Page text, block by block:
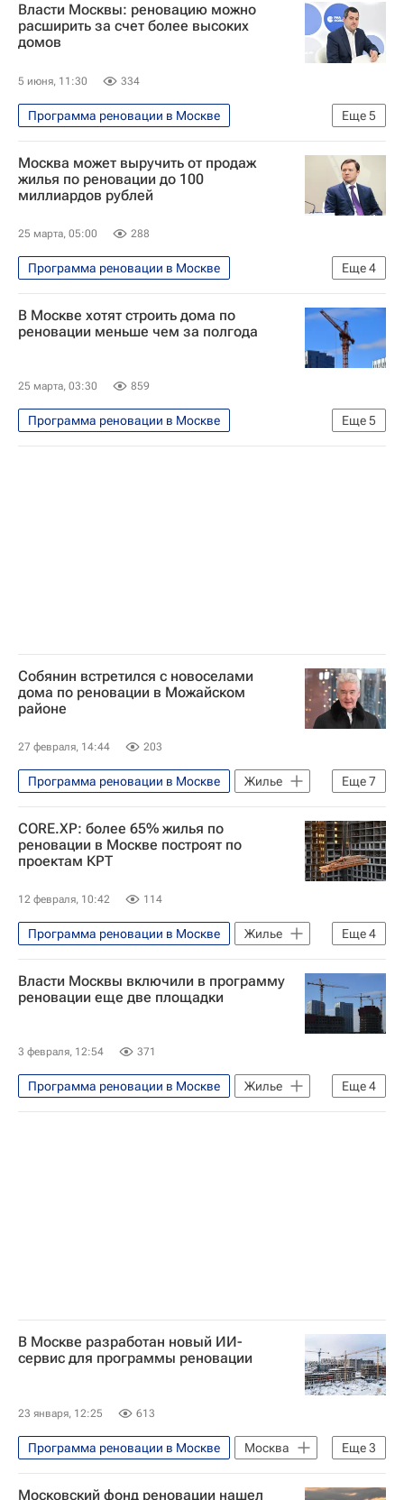
Власти Москвы: реновацию можно
расширить за счет более высоких
домов
5 июня, 11:30 334
Еще5
Программа реновации в Москве
ПМЭФ-2026
Жилье
Москва
Владислав Овчинский
Реновация
Москва может выручить от продаж
жилья по реновации до 100
миллиардов рублей
25 марта, 05:00 288
Еще4
Программа реновации в Москве
Программа реновации в Москве
Жилье
Москва
В Москве хотят строить дома по
реновации меньше чем за полгода
25 марта, 03:30 859
Еще5
Программа реновации в Москве
Реновация
Москва
Собянин встретился с новоселами
дома по реновации в Можайском
районе
27 февраля, 14:44 203
Еще7
Программа реновации в Москве
Жилье
Москва
Можайский район
Россия
Сергей Собянин
Программа реновации в Москве
Реновация
Строительство
CORE.XP: более 65% жилья по
реновации в Москве построят по
проектам КРТ
12 февраля, 10:42 114
Еще4
Программа реновации в Москве
Жилье
Москва
Программа реновации в Москве
Власти Москвы включили в программу
реновации еще две площадки
3 февраля, 12:54 371
Еще4
Программа реновации в Москве
Жилье
Москва
В Москве разработан новый ИИ-
сервис для программы реновации
23 января, 12:25 613
Еще3
Программа реновации в Москве
Москва
Программа реновации в Москве
Московский фонд реновации нашел